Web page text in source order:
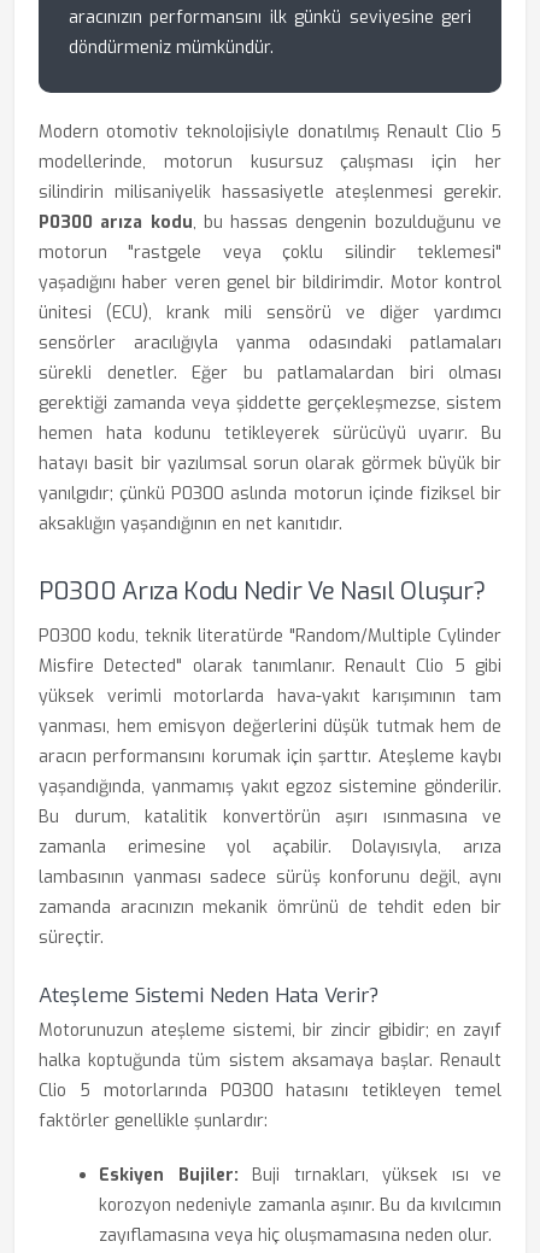
aracınızın performansını ilk günkü seviyesine geri
döndürmeniz mümkündür.
Modern otomotiv teknolojisiyle donatılmış Renault Clio 5
modellerinde, motorun kusursuz çalışması için her
silindirin milisaniyelik hassasiyetle ateşlenmesi gerekir.
P0300 arıza kodu, bu hassas dengenin bozulduğunu ve
motorun "rastgele veya çoklu silindir teklemesi"
yaşadığını haber veren genel bir bildirimdir. Motor kontrol
ünitesi (ECU), krank mili sensörü ve diğer yardımcı
sensörler aracılığıyla yanma odasındaki patlamaları
sürekli denetler. Eğer bu patlamalardan biri olması
gerektiği zamanda veya şiddette gerçekleşmezse, sistem
hemen hata kodunu tetikleyerek sürücüyü uyarır. Bu
hatayı basit bir yazılımsal sorun olarak görmek büyük bir
yanılgıdır; çünkü P0300 aslında motorun içinde fiziksel bir
aksaklığın yaşandığının en net kanıtıdır.
P0300 Arıza Kodu Nedir Ve Nasıl Oluşur?
P0300 kodu, teknik literatürde "Random/Multiple Cylinder
Misfire Detected" olarak tanımlanır. Renault Clio 5 gibi
yüksek verimli motorlarda hava-yakıt karışımının tam
yanması, hem emisyon değerlerini düşük tutmak hem de
aracın performansını korumak için şarttır. Ateşleme kaybı
yaşandığında, yanmamış yakıt egzoz sistemine gönderilir.
Bu durum, katalitik konvertörün aşırı ısınmasına ve
zamanla erimesine yol açabilir. Dolayısıyla, arıza
lambasının yanması sadece sürüş konforunu değil, aynı
zamanda aracınızın mekanik ömrünü de tehdit eden bir
süreçtir.
Ateşleme Sistemi Neden Hata Verir?
Motorunuzun ateşleme sistemi, bir zincir gibidir; en zayıf
halka koptuğunda tüm sistem aksamaya başlar. Renault
Clio 5 motorlarında P0300 hatasını tetikleyen temel
faktörler genellikle şunlardır:
Eskiyen Bujiler: Buji tırnakları, yüksek ısı ve
korozyon nedeniyle zamanla aşınır. Bu da kıvılcımın
zayıflamasına veya hiç oluşmamasına neden olur.